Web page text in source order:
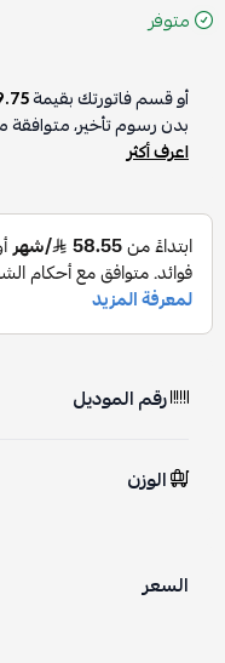
متوفر
أو قسم فاتورتك بقيمة
بدون رسوم تأخير، متوافقة
اعرف أكثر
رقم الموديل
الوزن
السعر